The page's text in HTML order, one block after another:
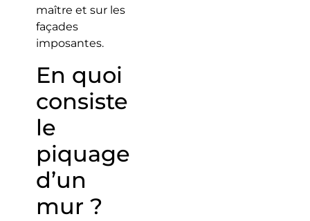
maître et sur les
façades
imposantes.
En quoi
consiste
le
piquage
d’un
mur ?